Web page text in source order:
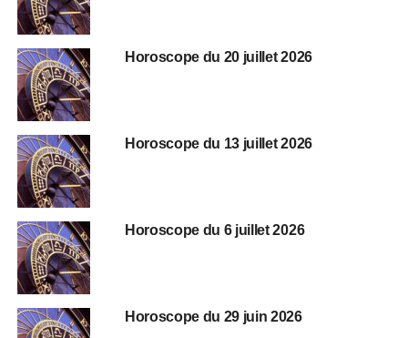
Horoscope du 20 juillet 2026
Horoscope du 13 juillet 2026
Horoscope du 6 juillet 2026
Horoscope du 29 juin 2026